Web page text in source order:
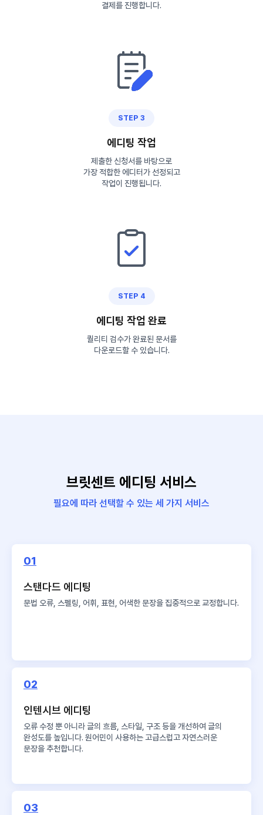
결제를 진행합니다.
STEP 3
에디팅 작업
제출한 신청서를 바탕으로
가장 적합한 에디터가 선정되고
작업이 진행됩니다.
STEP 4
에디팅 작업 완료
퀄리티 검수가 완료된 문서를
다운로드할 수 있습니다.
브릿센트 에디팅 서비스
필요에 따라 선택할 수 있는 세 가지 서비스
01
스탠다드 에디팅
문법 오류, 스펠링, 어휘, 표현, 어색한 문장을 집중적으로 교정합니다.
02
인텐시브 에디팅
오류 수정 뿐 아니라 글의 흐름, 스타일, 구조 등을 개선하여 글의
완성도를 높입니다. 원어민이 사용하는 고급스럽고 자연스러운
문장을 추천합니다.
03